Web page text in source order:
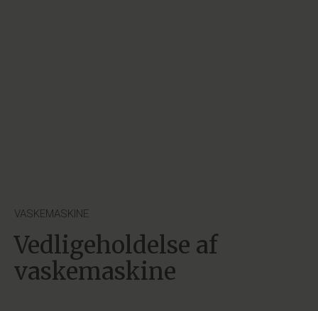
VASKEMASKINE
Vedligeholdelse af
vaskemaskine